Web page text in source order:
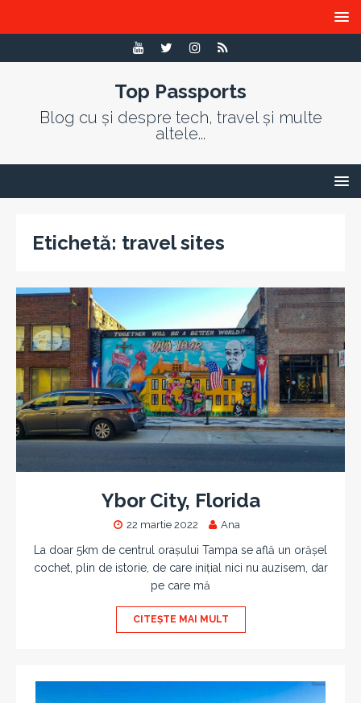
Top Passports
Blog cu și despre tech, travel și multe
altele...
Etichetă: travel sites
Ybor City, Florida
22 martie 2022 Ana
La doar 5km de centrul orașului Tampa se află un orășel
cochet, plin de istorie, de care inițial nici nu auzisem, dar
pe care mă
CITEȘTE MAI MULT